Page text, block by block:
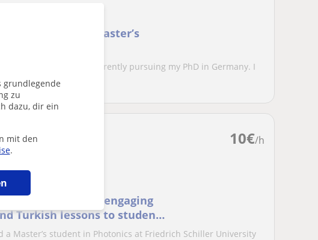
grundlegende
zu
dazu, dir ein
mit den
.
for All Levels – Master’s
in Physics and currently pursuing my PhD in Germany. I
enjoy h...
10€/h
speaker offering engaging
Turkish lessons to students
a Master’s student in Photonics at Friedrich Schiller University